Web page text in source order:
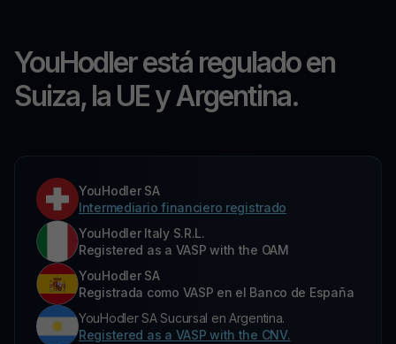
YouHodler está regulado en
Suiza, la UE y Argentina.
YouHodler SA
Intermediario financiero registrado
YouHodler Italy S.R.L.
Registered as a VASP with the OAM
YouHodler SA
Registrada como VASP en el Banco de España
YouHodler SA Sucursal en Argentina.
Registered as a VASP with the CNV.